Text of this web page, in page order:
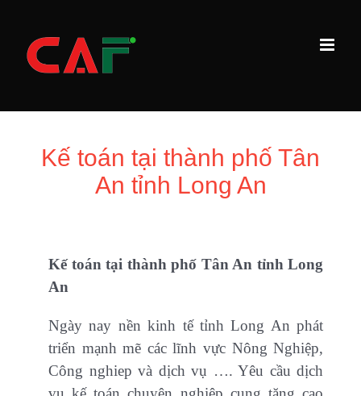
content
Kế toán tại thành phố Tân
An tỉnh Long An
Kế toán tại thành phố Tân An tỉnh Long
An
Ngày nay nền kinh tế tỉnh Long An phát
triển mạnh mẽ các lĩnh vực Nông Nghiệp,
Công nghiep và dịch vụ …. Yêu cầu dịch